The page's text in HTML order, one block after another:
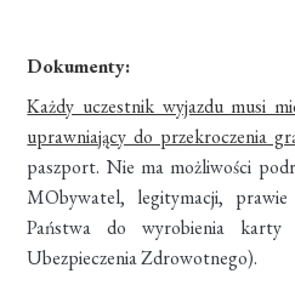
Dokumenty:
Każdy uczestnik wyjazdu musi
uprawniający do przekroczenia
paszport. Nie ma możliwości
MObywatel, legitymacji,
Państwa do wyrobienia
Ubezpieczenia Zdrowotnego).